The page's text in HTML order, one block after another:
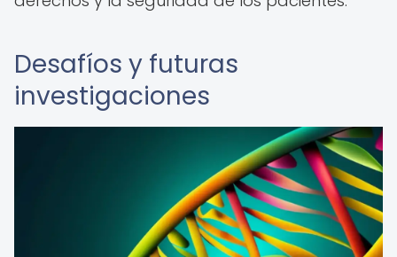
Desafíos y futuras
investigaciones